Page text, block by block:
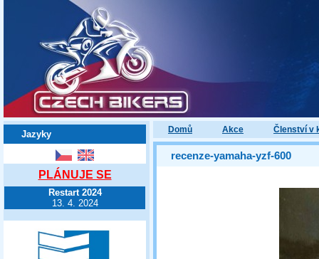
Domů Akce Členství v
Jazyky
PLÁNUJE SE
Restart 2024
13. 4. 2024
recenze-yamaha-yzf-600